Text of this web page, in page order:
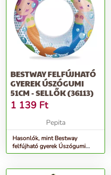
BESTWAY FELFÚJHATÓ
GYEREK ÚSZÓGUMI
51CM - SELLŐK (36113)
1 139 Ft
Pepita
Hasonlók, mint Bestway
felfújható gyerek Úszógumi
51cm - Sellők (36113)